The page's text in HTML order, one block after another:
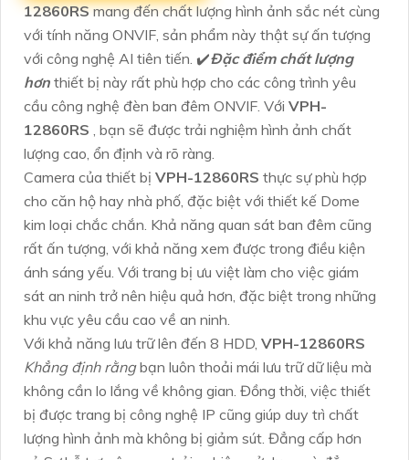
12860RSmang đến chất lượng hình ảnh sắc nét cùng
với tính năng ONVIF, sản phẩm này thật sự ấn tượng
với công nghệ AI tiên tiến. ✔️Đặc điểm chất lượng
hơn thiết bị này rất phù hợp cho các công trình yêu
cầu công nghệ đèn ban đêm ONVIF. Với VPH-
12860RS , bạn sẽ được trải nghiệm hình ảnh chất
lượng cao, ổn định và rõ ràng.
Camera của thiết bị VPH-12860RS thực sự phù hợp
cho căn hộ hay nhà phố, đặc biệt với thiết kế Dome
kim loại chắc chắn. Khả năng quan sát ban đêm cũng
rất ấn tượng, với khả năng xem được trong điều kiện
ánh sáng yếu. Với trang bị ưu việt làm cho việc giám
sát an ninh trở nên hiệu quả hơn, đặc biệt trong những
khu vực yêu cầu cao về an ninh.
Với khả năng lưu trữ lên đến 8 HDD, VPH-12860RS
Khẳng định rằngbạn luôn thoải mái lưu trữ dữ liệu mà
không cần lo lắng về không gian. Đồng thời, việc thiết
bị được trang bị công nghệ IP cũng giúp duy trì chất
lượng hình ảnh mà không bị giảm sút. Đẳng cấp hơn